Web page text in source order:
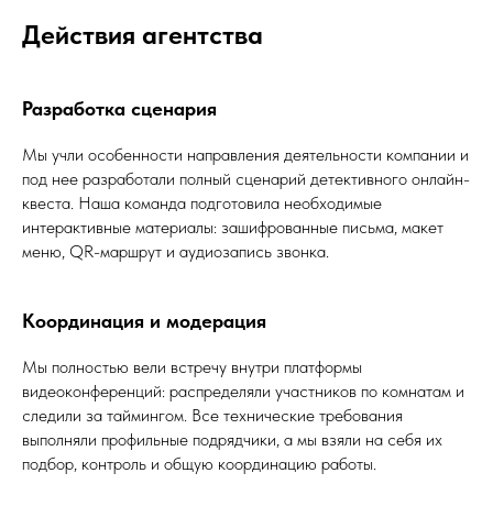
Действия агентства
Разработка сценария
Мы учли особенности направления деятельности компании и
под нее разработали полный сценарий детективного онлайн-
квеста. Наша команда подготовила необходимые
интерактивные материалы: зашифрованные письма, макет
меню, QR-маршрут и аудиозапись звонка.
Координация и модерация
Мы полностью вели встречу внутри платформы
видеоконференций: распределяли участников по комнатам и
следили за таймингом. Все технические требования
выполняли профильные подрядчики, а мы взяли на себя их
подбор, контроль и общую координацию работы.